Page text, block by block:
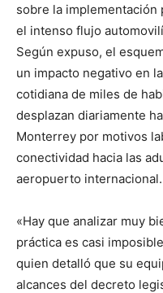
sobre la implementación
el intenso flujo
Según expuso, el
un impacto negativo en
cotidiana de miles de
desplazan diariamente
Monterrey por motivos
conectividad hacia las
aeropuerto internacional.
«Hay que analizar muy
práctica es casi
quien detalló que su
alcances del decreto